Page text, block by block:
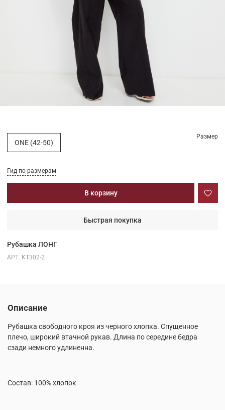
Рубашка ЛОНГ
АРТ. KT302-2
Гид по размерам
В корзину
Быстрая покупка
Размер
ONE (42-50)
Описание
Рубашка свободного кроя из черного хлопка. Спущенное
плечо, широкий втачной рукав. Длина по середине бедра
сзади немного удлиненна.
Состав: 100% хлопок